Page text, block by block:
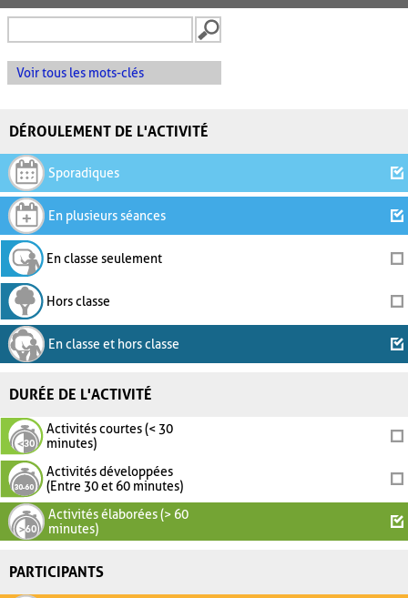
Voir tous les mots-clés
DÉROULEMENT DE L'ACTIVITÉ
Sporadiques
En plusieurs séances
En classe seulement
Hors classe
En classe et hors classe
DURÉE DE L'ACTIVITÉ
Activités courtes (< 30
minutes)
Activités développées
(Entre 30 et 60 minutes)
Activités élaborées (> 60
minutes)
PARTICIPANTS